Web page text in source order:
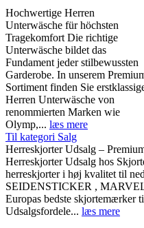
Hochwertige Herren
Unterwäsche für höchsten
Tragekomfort Die richtige
Unterwäsche bildet das
Fundament jeder stilbewussten
Garderobe. In unserem
Sortiment finden Sie
Herren Unterwäsche von
renommierten Marken wie
Olymp,... læs mere
Til kategori Salg
Herreskjorter Udsalg –
Herreskjorter Udsalg hos
herreskjorter i høj kvalitet til
SEIDENSTICKER ,
Europas bedste skjortemærker
Udsalgsfordele... læs mere